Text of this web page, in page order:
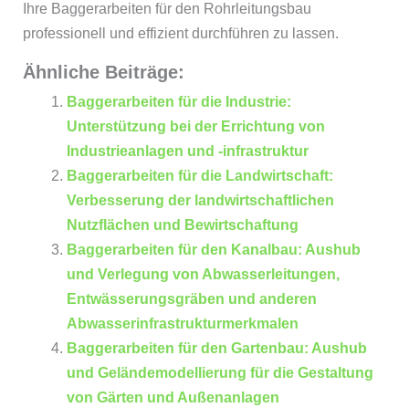
Ihre Baggerarbeiten für den Rohrleitungsbau
professionell und effizient durchführen zu lassen.
Ähnliche Beiträge:
Baggerarbeiten für die Industrie:
Unterstützung bei der Errichtung von
Industrieanlagen und -infrastruktur
Baggerarbeiten für die Landwirtschaft:
Verbesserung der landwirtschaftlichen
Nutzflächen und Bewirtschaftung
Baggerarbeiten für den Kanalbau: Aushub
und Verlegung von Abwasserleitungen,
Entwässerungsgräben und anderen
Abwasserinfrastrukturmerkmalen
Baggerarbeiten für den Gartenbau: Aushub
und Geländemodellierung für die Gestaltung
von Gärten und Außenanlagen